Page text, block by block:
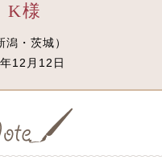
K様
潟・茨城）
12月12日